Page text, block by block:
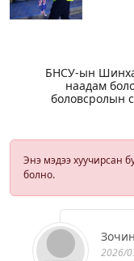
БНСУ-ын
наадам
боловсролын
Энэ мэдээ хуучирсан
болно.
Зочин
2026/